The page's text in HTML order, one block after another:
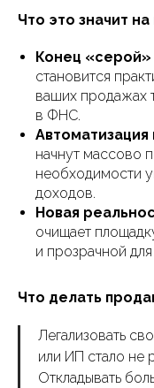
Что это значит на
Конец «серой»
становится
ваших продажах
в ФНС.
Автоматизация
начнут массово
необходимости
доходов.
Новая
очищает
и прозрачной
Что делать
Легализовать
или ИП стало не
Откладывать